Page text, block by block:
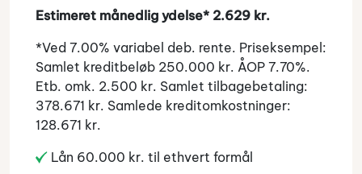
Lån 60.000 kr. til ethvert formål
Estimeret månedlig ydelse* 2.629 kr.
*Ved 7.00% variabel deb. rente. Priseksempel:
Samlet kreditbeløb 250.000 kr. ÅOP 7.70%.
Etb. omk. 2.500 kr. Samlet tilbagebetaling:
378.671 kr. Samlede kreditomkostninger:
128.671 kr.